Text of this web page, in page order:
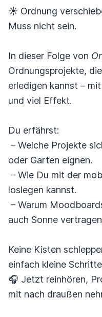
☀️ Ordnung
Muss nicht sein.
In dieser Folge von
Ordnungsprojekte,
erledigen kannst –
und viel Effekt.
Du erfährst:
– Welche Projekte
oder Garten eignen.
– Wie Du mit der
loslegen kannst.
– Warum
auch Sonne
Keine Kisten
einfach kleine
🎧 Jetzt reinhören,
mit nach draußen